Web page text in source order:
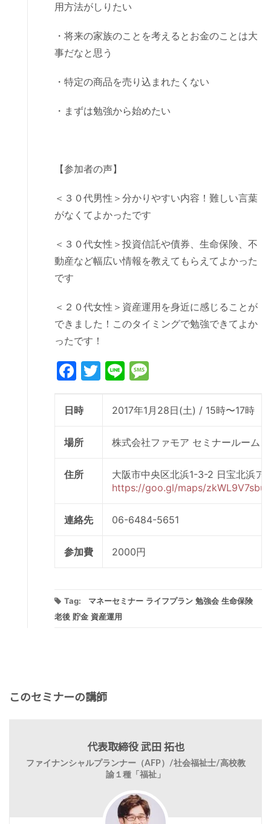
用方法がしりたい
・将来の家族のことを考えるとお金のことは大
事だなと思う
・特定の商品を売り込まれたくない
・まずは勉強から始めたい
【参加者の声】
＜３０代男性＞分かりやすい内容！難しい言葉
がなくてよかったです
＜３０代女性＞投資信託や債券、生命保険、不
動産など幅広い情報を教えてもらえてよかった
です
＜２０代女性＞資産運用を身近に感じることが
できました！このタイミングで勉強できてよか
ったです！
Facebook
Twitter
Line
日時 2017年1月28日(土) / 15時〜17時
場所 株式会社ファモア セミナールーム
住所
大阪市中央区北浜1-3-2 日宝北浜ア
https://goo.gl/maps/
連絡先 06-6484-5651
参加費 2000円
Tag: マネーセミナー ライフプラン 勉強会 生命保険
老後 貯金 資産運用
このセミナーの講師
代表取締役 武田 拓也
ファイナンシャルプランナー（AFP）/社会福祉士/高校教
諭１種「福祉」